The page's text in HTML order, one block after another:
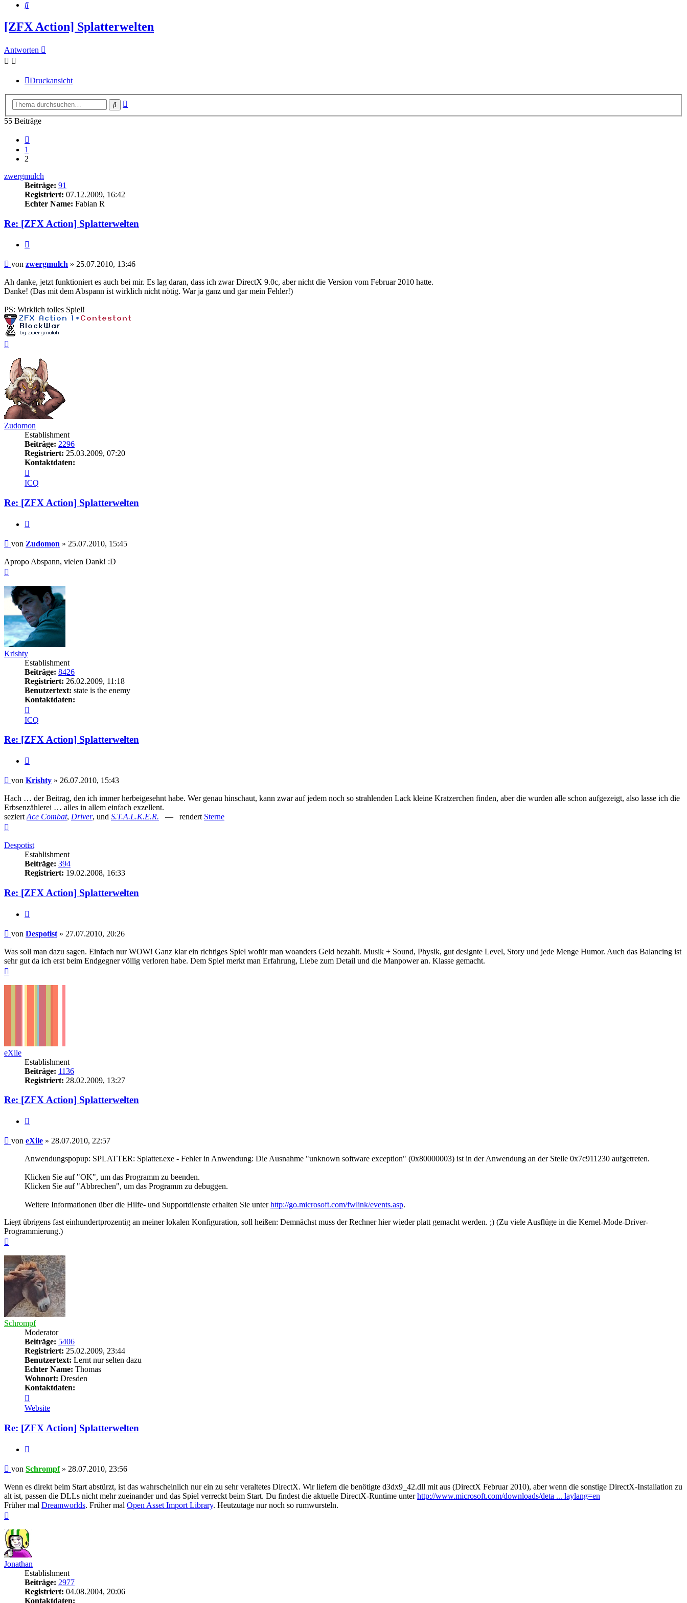
Suche
[ZFX Action] Splatterwelten
Antworten
Druckansicht
Suche
55 Beiträge
1
2
zwergmulch
Beiträge: 91
Registriert: 07.12.2009, 16:42
Echter Name: Fabian R
Re: [ZFX Action] Splatterwelten
Beitrag
von zwergmulch » 25.07.2010, 13:46
Ah danke, jetzt funktioniert es auch bei mir. Es lag daran, dass ich zwar DirectX 9.0c, aber nicht die Version vom Februar 2010 hatte.
Danke! (Das mit dem Abspann ist wirklich nicht nötig. War ja ganz und gar mein Fehler!)
PS: Wirklich tolles Spiel!
Zudomon
Establishment
Beiträge: 2296
Registriert: 25.03.2009, 07:20
Kontaktdaten:
von
Zudomon
ICQ
Re: [ZFX Action] Splatterwelten
Beitrag
von Zudomon » 25.07.2010, 15:45
Apropo Abspann, vielen Dank! :D
Krishty
Establishment
Beiträge: 8426
Registriert: 26.02.2009, 11:18
Benutzertext: state is the enemy
Kontaktdaten:
von
Krishty
ICQ
Re: [ZFX Action] Splatterwelten
Beitrag
von Krishty » 26.07.2010, 15:43
Hach … der Beitrag, den ich immer herbeigesehnt habe. Wer genau hinschaut, kann zwar auf jedem noch so strahlenden Lack kleine Kratzerchen finden, aber die wurden alle schon aufgezeigt, also lasse ich die
Erbsenzählerei … alles in allem einfach exzellent.
seziert Ace Combat, Driver, und S.T.A.L.K.E.R. — rendert Sterne
Despotist
Establishment
Beiträge: 394
Registriert: 19.02.2008, 16:33
Re: [ZFX Action] Splatterwelten
Beitrag
von Despotist » 27.07.2010, 20:26
Was soll man dazu sagen. Einfach nur WOW! Ganz klar ein richtiges Spiel wofür man woanders Geld bezahlt. Musik + Sound, Physik, gut designte Level, Story und jede Menge Humor. Auch das Balancing ist
sehr gut da ich erst beim Endgegner völlig verloren habe. Dem Spiel merkt man Erfahrung, Liebe zum Detail und die Manpower an. Klasse gemacht.
eXile
Establishment
Beiträge: 1136
Registriert: 28.02.2009, 13:27
Re: [ZFX Action] Splatterwelten
Beitrag
von eXile » 28.07.2010, 22:57
Anwendungspopup: SPLATTER: Splatter.exe - Fehler in Anwendung: Die Ausnahme "unknown software exception" (0x80000003) ist in der Anwendung an der Stelle 0x7c911230 aufgetreten.
Klicken Sie auf "OK", um das Programm zu beenden.
Klicken Sie auf "Abbrechen", um das Programm zu debuggen.
Weitere Informationen über die Hilfe- und Supportdienste erhalten Sie unterhttp://go.microsoft.com/fwlink/events.asp.
Liegt übrigens fast einhundertprozentig an meiner lokalen Konfiguration, soll heißen: Demnächst muss der Rechner hier wieder platt gemacht werden. ;) (Zu viele Ausflüge in die Kernel-Mode-Driver-
Programmierung.)
Schrompf
Moderator
Beiträge: 5406
Registriert: 25.02.2009, 23:44
Benutzertext: Lernt nur selten dazu
Echter Name: Thomas
Wohnort: Dresden
Kontaktdaten:
von
Schrompf
Website
Re: [ZFX Action] Splatterwelten
Beitrag
von Schrompf» 28.07.2010, 23:56
Wenn es direkt beim Start abstürzt, ist das wahrscheinlich nur ein zu sehr veraltetes DirectX. Wir liefern die benötigte d3dx9_42.dll mit aus (DirectX Februar 2010), aber wenn die sonstige DirectX-Installation zu
alt ist, passen die DLLs nicht mehr zueinander und das Spiel verreckt beim Start. Du findest die aktuelle DirectX-Runtime unterhttp://www.microsoft.com/downloads/deta ... laylang=en
Früher mal Dreamworlds. Früher mal Open Asset Import Library. Heutzutage nur noch so rumwursteln.
Jonathan
Establishment
Beiträge: 2977
Registriert: 04.08.2004, 20:06
Kontaktdaten: